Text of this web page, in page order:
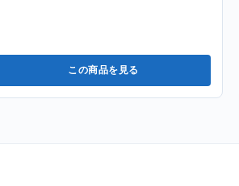
この商品を見る